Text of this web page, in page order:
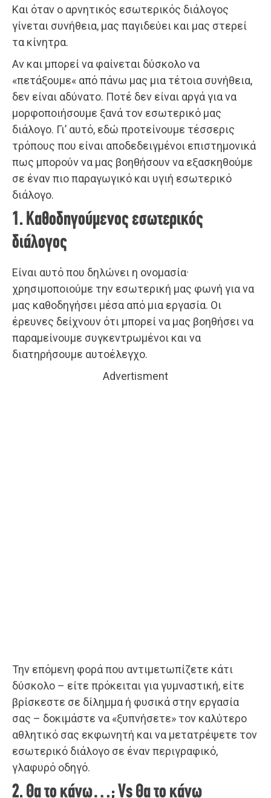
Και όταν ο αρνητικός εσωτερικός διάλογος
γίνεται συνήθεια, μας παγιδεύει και μας στερεί
τα κίνητρα.
Αν και μπορεί να φαίνεται δύσκολο να
«πετάξουμε« από πάνω μας μια τέτοια συνήθεια,
δεν είναι αδύνατο. Ποτέ δεν είναι αργά για να
μορφοποιήσουμε ξανά τον εσωτερικό μας
διάλογο. Γι’ αυτό, εδώ προτείνουμε τέσσερις
τρόπους που είναι αποδεδειγμένοι επιστημονικά
πως μπορούν να μας βοηθήσουν να εξασκηθούμε
σε έναν πιο παραγωγικό και υγιή εσωτερικό
διάλογο.
1. Καθοδηγούμενος εσωτερικός
διάλογος
Είναι αυτό που δηλώνει η ονομασία·
χρησιμοποιούμε την εσωτερική μας φωνή για να
μας καθοδηγήσει μέσα από μια εργασία. Οι
έρευνες δείχνουν ότι μπορεί να μας βοηθήσει να
παραμείνουμε συγκεντρωμένοι και να
διατηρήσουμε αυτοέλεγχο.
Advertisment
Την επόμενη φορά που αντιμετωπίζετε κάτι
δύσκολο – είτε πρόκειται για γυμναστική, είτε
βρίσκεστε σε δίλημμα ή φυσικά στην εργασία
σας – δοκιμάστε να «ξυπνήσετε» τον καλύτερο
αθλητικό σας εκφωνητή και να μετατρέψετε τον
εσωτερικό διάλογο σε έναν περιγραφικό,
γλαφυρό οδηγό.
2. Θα το κάνω…; Vs Θα το κάνω